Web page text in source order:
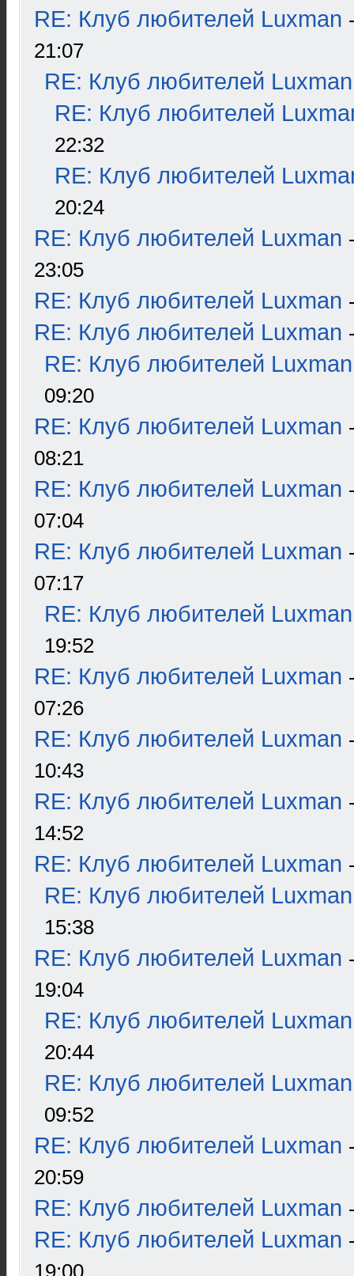
RE: Клуб любителей Luxman
21:07
RE: Клуб любителей Luxman
RE: Клуб любителей
22:32
RE: Клуб любителей
20:24
RE: Клуб любителей Luxman
23:05
RE: Клуб любителей Luxman
RE: Клуб любителей Luxman
RE: Клуб любителей Luxman
09:20
RE: Клуб любителей Luxman
08:21
RE: Клуб любителей Luxman
07:04
RE: Клуб любителей Luxman
07:17
RE: Клуб любителей Luxman
19:52
RE: Клуб любителей Luxman
07:26
RE: Клуб любителей Luxman
10:43
RE: Клуб любителей Luxman
14:52
RE: Клуб любителей Luxman
RE: Клуб любителей Luxman
15:38
RE: Клуб любителей Luxman
19:04
RE: Клуб любителей Luxman
20:44
RE: Клуб любителей Luxman
09:52
RE: Клуб любителей Luxman
20:59
RE: Клуб любителей Luxman
RE: Клуб любителей Luxman
19:00